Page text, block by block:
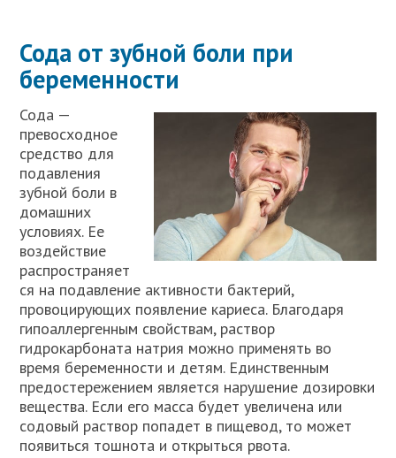
Сода от зубной боли при
беременности
Сода —
превосходное
средство для
подавления
зубной боли в
домашних
условиях. Ее
воздействие
распространяет
ся на подавление активности бактерий,
провоцирующих появление кариеса. Благодаря
гипоаллергенным свойствам, раствор
гидрокарбоната натрия можно применять во
время беременности и детям. Единственным
предостережением является нарушение дозировки
вещества. Если его масса будет увеличена или
содовый раствор попадет в пищевод, то может
появиться тошнота и открыться рвота.